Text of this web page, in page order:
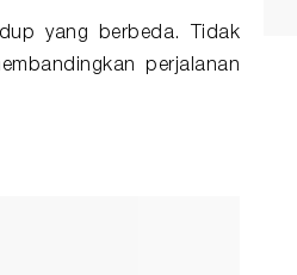
yang berbeda. Tidak
perjalanan